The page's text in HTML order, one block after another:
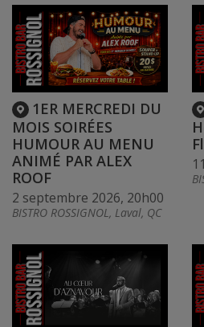
1ER MERCREDI DU
MOIS SOIRÉES
HUMOUR AU MENU
ANIMÉ PAR ALEX
ROOF
2 septembre 2026, 20h00
BISTRO ROSSIGNOL, Laval, QC